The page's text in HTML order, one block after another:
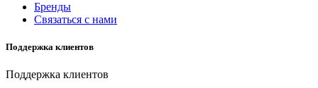
Бренды
Связаться с нами
Поддержка клиентов
Поддержка клиентов